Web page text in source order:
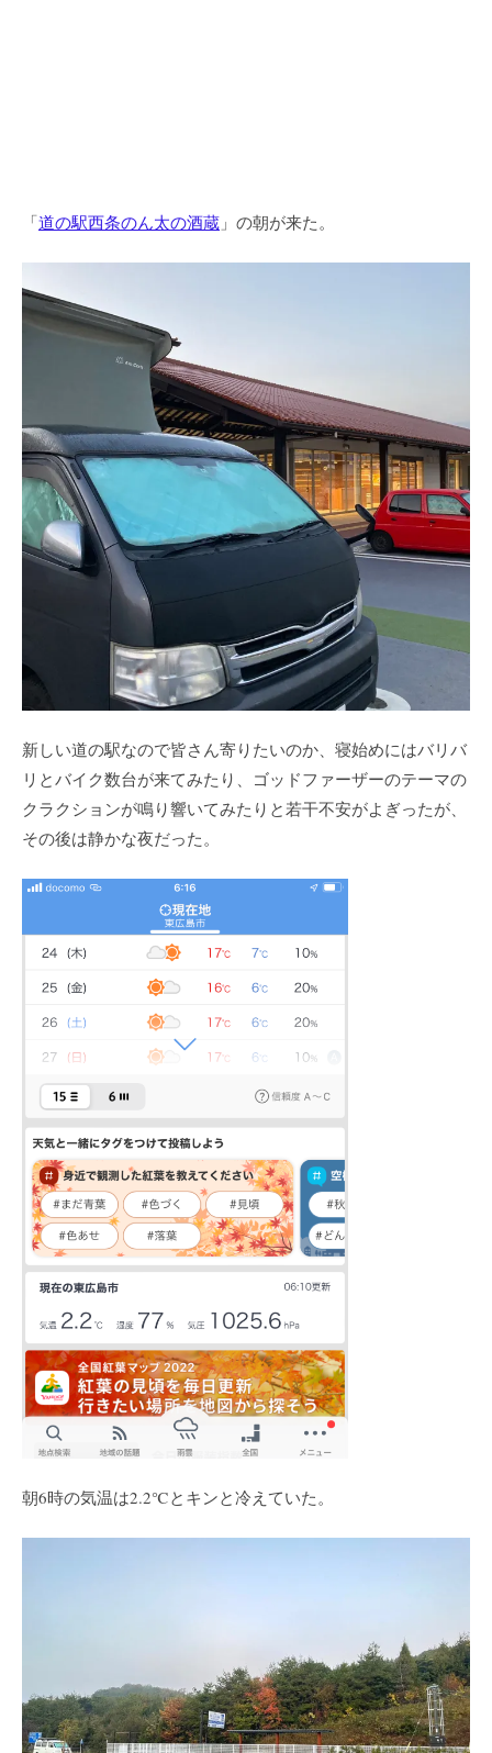
「道の駅西条のん太の酒蔵 」の朝が来た。
新しい道の駅なので皆さん寄りたいのか、寝始めにはバリバ
リとバイク数台が来てみたり、ゴッドファーザーのテーマの
クラクションが鳴り響いてみたりと若干不安がよぎったが、
その後は静かな夜だった。
朝6時の気温は2.2℃とキンと冷えていた。